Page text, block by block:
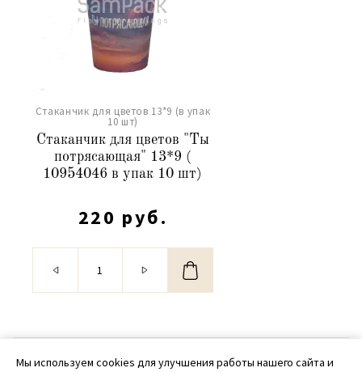
Стаканчик для цветов 13*9 (в упак
10 шт)
Стаканчик для цветов "Ты
потрясающая" 13*9 (
10954046 в упак 10 шт)
220 руб.
© 2020 - 2026 SamPack
Мы используем cookies для улучшения работы нашего сайта и